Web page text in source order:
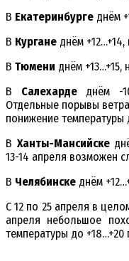
В Екатеринбурге днём
В Кургане днём
В Тюмени днём
В Салехардеднём -
Отдельные порывы
понижение температуры
В Ханты-Мансийске
13-14 апреля возможен
В Челябинске днём
С 12 по 25 апреля в
апреля небольшое
температуры до +18…+20